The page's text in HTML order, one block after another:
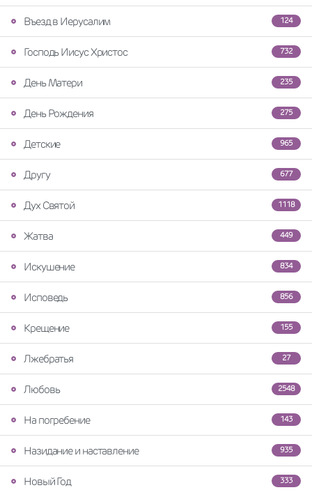
124
Въезд в Иерусалим
732
Господь Иисус Христос
235
День Матери
275
День Рождения
965
Детские
677
Другу
1118
Дух Святой
449
Жатва
834
Искушение
856
Исповедь
155
Крещение
27
Лжебратья
2548
Любовь
143
На погребение
935
Назидание и наставление
333
Новый Год